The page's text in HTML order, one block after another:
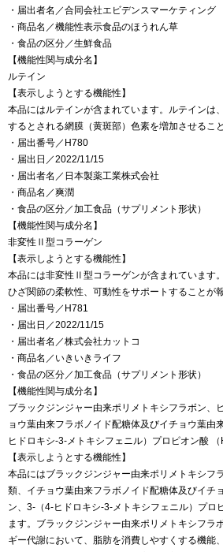
・届出者名／合同会社エビデンスマーケティング
・商品名／機能性表示食品のほうれん草
・食品の区分／生鮮食品
【機能性関与成分名】
ルテイン
【表示しようとする機能性】
本品にはルテインが含まれています。ルテインは
するとされる網膜（黄斑部）色素を増加させるこ
・届出番号／H780
・届出日／2022/11/15
・届出者名／日本製薬工業株式会社
・商品名／爽潤
・食品の区分／加工食品（サプリメント形状）
【機能性関与成分名】
非変性Ⅱ型コラーゲン
【表示しようとする機能性】
本品には非変性Ⅱ型コラーゲンが含まれています
ひざ関節の柔軟性、可動性をサポートすることが
・届出番号／H781
・届出日／2022/11/15
・届出者名／株式会社カットコ
・商品名／いきいきライフ
・食品の区分／加工食品（サプリメント形状）
【機能性関与成分名】
ブラックジンジャー由来ポリメトキシフラボン、
ョウ葉由来フラボノイド配糖体及びイチョウ葉由
ヒドロキシ-3-メトキシフェニル）プロピオン酸 （
【表示しようとする機能性】
本品にはブラックジンジャー由来ポリメトキシフ
類、イチョウ葉由来フラボノイド配糖体及びイチ
ン、3-（4-ヒドロキシ-3-メトキシフェニル）プロ
ます。ブラックジンジャー由来ポリメトキシフラ
ギー代謝において、脂肪を消費しやすくする機能